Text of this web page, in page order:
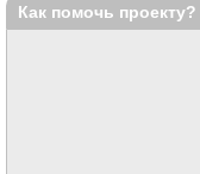
Как помочь проекту?